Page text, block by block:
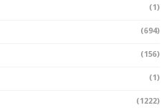
(1)
(694)
(156)
(1)
(1222)